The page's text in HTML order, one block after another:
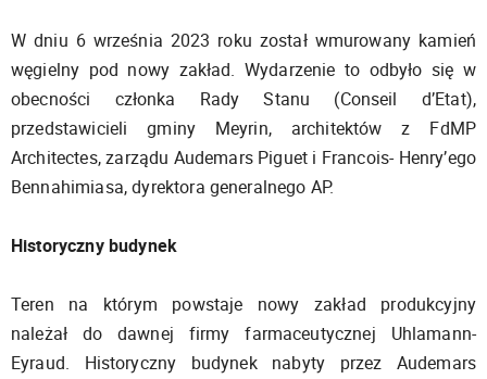
W dniu 6 września 2023 roku został wmurowany kamień
węgielny pod nowy zakład. Wydarzenie to odbyło się w
obecności członka Rady Stanu (Conseil d’Etat),
przedstawicieli gminy Meyrin, architektów z FdMP
Architectes, zarządu Audemars Piguet i Francois- Henry’ego
Bennahimiasa, dyrektora generalnego AP.
Historyczny budynek
Teren na którym powstaje nowy zakład produkcyjny
należał do dawnej firmy farmaceutycznej Uhlamann-
Eyraud. Historyczny budynek nabyty przez Audemars